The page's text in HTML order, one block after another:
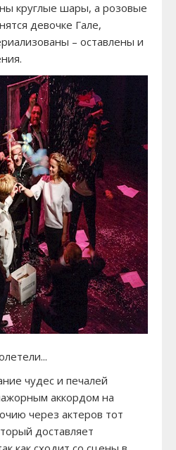
круглые шары, а розовые
девочке Гале,
– оставлены и
чудес и печалей
аккордом на
через актеров тот
доставляет